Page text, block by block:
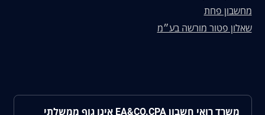
מחשבון פחת
שאלון פטור מורשה בע״מ
משרד רואי חשבון EA&CO.CPA אינו גוף ממשלתי